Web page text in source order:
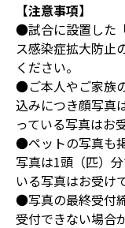
【注意事項】
●試合に設置した
ス感染症拡大防止
ください。
●ご本人やご家族
込みにつき顔写真
っている写真はお
●ペットの写真も
写真は1頭（匹）
いる写真はお受け
●写真の最終受付
受付できない場合